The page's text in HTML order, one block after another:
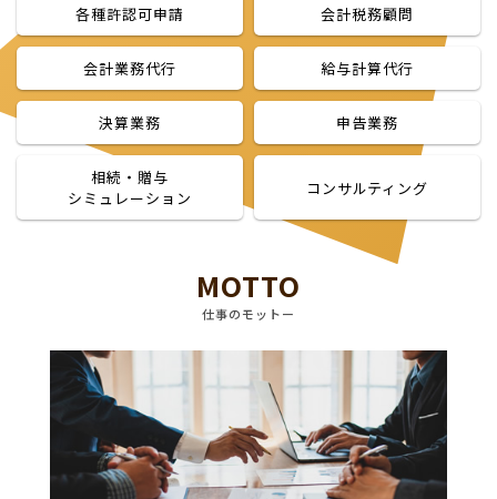
各種許認可申請 会計税務顧問
会計業務代行 給与計算代行
決算業務 申告業務
相続・贈与
シミュレーション
コンサルティング
MOTTO
仕事のモットー